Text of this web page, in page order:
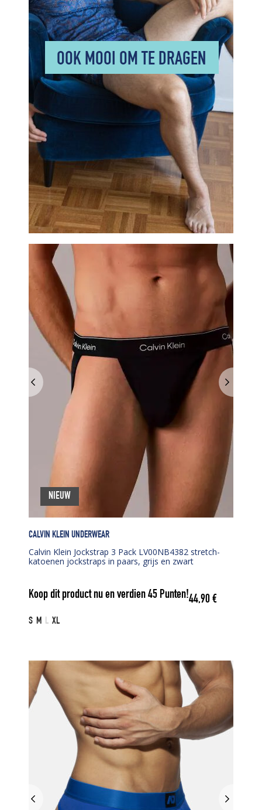
OOK MOOI OM TE DRAGEN
CALVIN KLEIN UNDERWEAR
Calvin Klein Jockstrap 3 Pack LV00NB4382 stretch-
katoenen jockstraps in paars, grijs en zwart
Koop dit product nu en verdien45 Punten!44,90€
S M L XL
NIEUW